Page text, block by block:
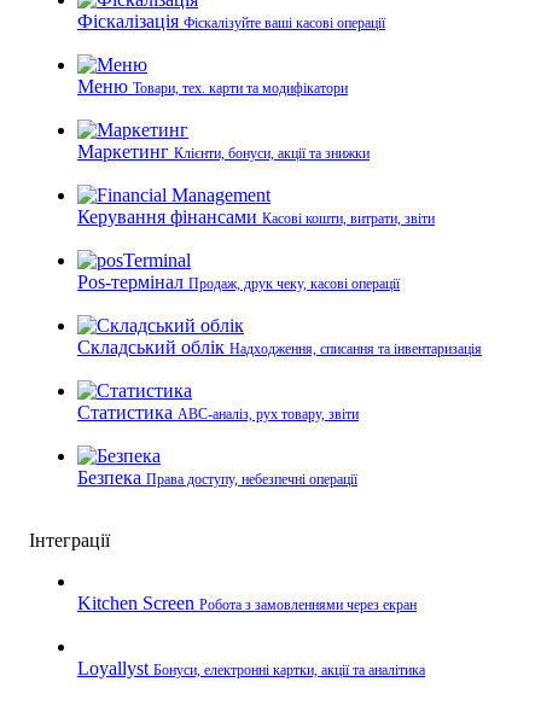
Фіскалізація Фіскалізуйте ваші касові операції
Меню Товари, тех. карти та модифікатори
Маркетинг Клієнти, бонуси, акції та знижки
Керування фінансами Касові кошти, витрати, звіти
Pos-термінал Продаж, друк чеку, касові операції
Складський облік Надходження, списання та інвентаризація
Статистика ABC-аналіз, рух товару, звіти
Безпека Права доступу, небезпечні операції
Інтеграції
Kitchen Screen Робота з замовленнями через екран
Loyallyst Бонуси, електронні картки, акції та аналітика